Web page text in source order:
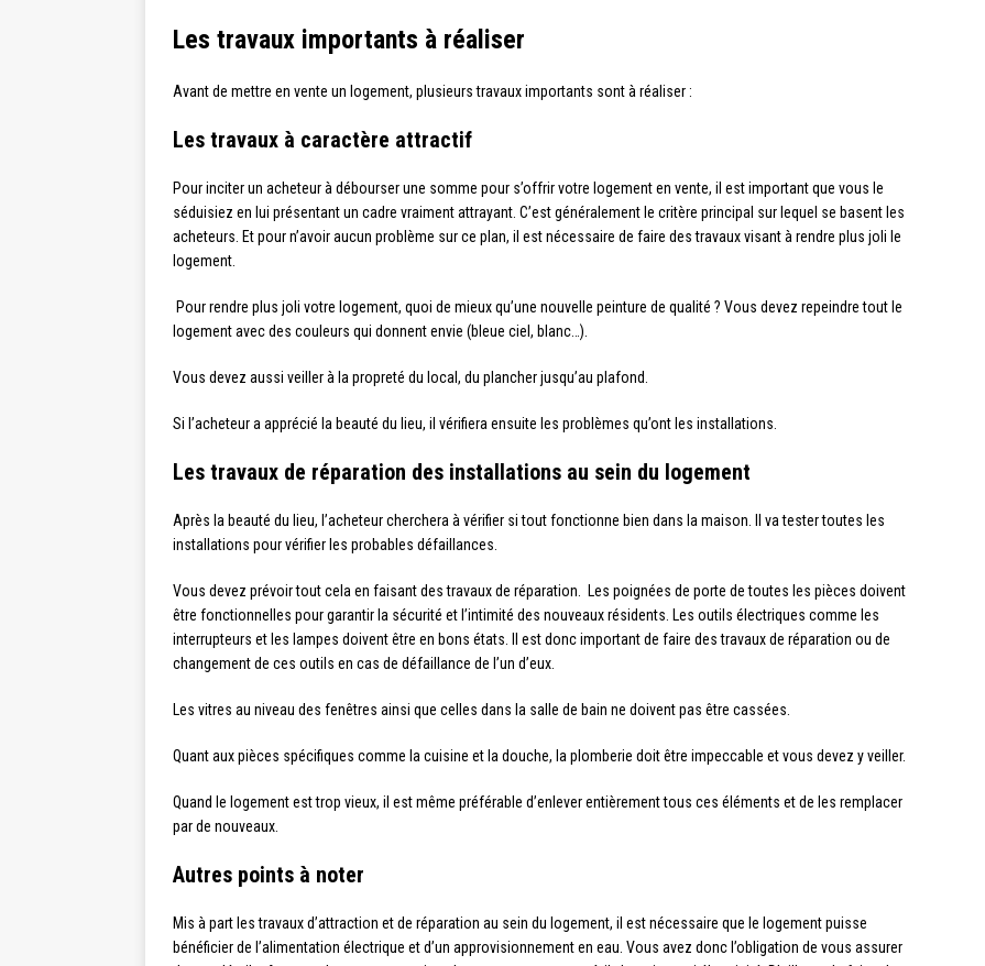
Les travaux importants à réaliser
Avant de mettre en vente un logement, plusieurs travaux importants sont à réaliser :
Les travaux à caractère attractif
Pour inciter un acheteur à débourser une somme pour s’offrir votre logement en vente, il est important que vous le
séduisiez en lui présentant un cadre vraiment attrayant. C’est généralement le critère principal sur lequel se basent les
acheteurs. Et pour n’avoir aucun problème sur ce plan, il est nécessaire de faire des travaux visant à rendre plus joli le
logement.
Pour rendre plus joli votre logement, quoi de mieux qu’une nouvelle peinture de qualité ? Vous devez repeindre tout le
logement avec des couleurs qui donnent envie (bleue ciel, blanc…).
Vous devez aussi veiller à la propreté du local, du plancher jusqu’au plafond.
Si l’acheteur a apprécié la beauté du lieu, il vérifiera ensuite les problèmes qu’ont les installations.
Les travaux de réparation des installations au sein du logement
Après la beauté du lieu, l’acheteur cherchera à vérifier si tout fonctionne bien dans la maison. Il va tester toutes les
installations pour vérifier les probables défaillances.
Vous devez prévoir tout cela en faisant des travaux de réparation. Les poignées de porte de toutes les pièces doivent
être fonctionnelles pour garantir la sécurité et l’intimité des nouveaux résidents. Les outils électriques comme les
interrupteurs et les lampes doivent être en bons états. Il est donc important de faire des travaux de réparation ou de
changement de ces outils en cas de défaillance de l’un d’eux.
Les vitres au niveau des fenêtres ainsi que celles dans la salle de bain ne doivent pas être cassées.
Quant aux pièces spécifiques comme la cuisine et la douche, la plomberie doit être impeccable et vous devez y veiller.
Quand le logement est trop vieux, il est même préférable d’enlever entièrement tous ces éléments et de les remplacer
par de nouveaux.
Autres points à noter
Mis à part les travaux d’attraction et de réparation au sein du logement, il est nécessaire que le logement puisse
bénéficier de l’alimentation électrique et d’un approvisionnement en eau. Vous avez donc l’obligation de vous assurer